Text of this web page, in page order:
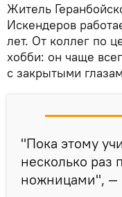
Житель
Искендеров
лет. От коллег по
хобби: он чаще
с закрытыми
"Пока этому
несколько раз
ножницами", —